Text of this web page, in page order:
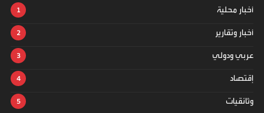
أخبار محلية
أخبار وتقارير
عربي ودولي
إقتصاد
وثائقيات